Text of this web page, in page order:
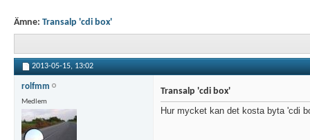
Ämne: Transalp 'cdi box'
2013-05-15, 13:02
rolfmm
Medlem
Transalp 'cdi box'
Hur mycket kan det kosta byta 'cdi